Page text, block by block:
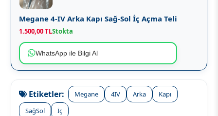
Megane 4-IV Arka Kapı Sağ-Sol İç Açma Teli
1.500,00 TLStokta
WhatsApp ile Bilgi Al
Etiketler: Megane 4IV Arka
Kapı
SağSol
İç